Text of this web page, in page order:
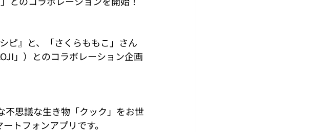
ピ』と、「さくらももこ」さん
」）とのコラボレーション企画
思議な生き物「クック」をお世
トフォンアプリです。